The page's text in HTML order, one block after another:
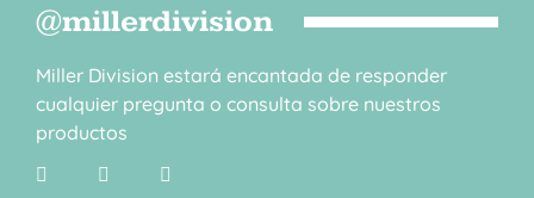
@millerdivision
Miller Division estará encantada de responder
cualquier pregunta o consulta sobre nuestros
productos